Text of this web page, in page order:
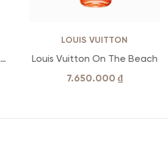
LOUIS VUITTON
Louis Vuitton On The Beach
7.650.000 ₫